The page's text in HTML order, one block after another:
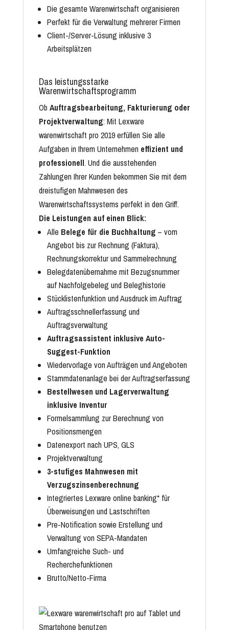
Die gesamte Warenwirtschaft organisieren
Perfekt für die Verwaltung mehrerer Firmen
Client-/Server-Lösung inklusive 3
Arbeitsplätzen
Das leistungsstarke
Warenwirtschaftsprogramm
Ob Auftragsbearbeitung, Fakturierung oder
Projektverwaltung: Mit Lexware
warenwirtschaft pro 2019 erfüllen Sie alle
Aufgaben in Ihrem Unternehmen effizient und
professionell. Und die ausstehenden
Zahlungen Ihrer Kunden bekommen Sie mit dem
dreistufigen Mahnwesen des
Warenwirtschaftssystems perfekt in den Griff.
Die Leistungen auf einen Blick:
Alle Belege für die Buchhaltung – vom
Angebot bis zur Rechnung (Faktura),
Rechnungskorrektur und Sammelrechnung
Belegdatenübernahme mit Bezugsnummer
auf Nachfolgebeleg und Beleghistorie
Stücklistenfunktion und Ausdruck im Auftrag
Auftragsschnellerfassung und
Auftragsverwaltung
Auftragsassistent inklusive Auto-
Suggest-Funktion
Wiedervorlage von Aufträgen und Angeboten
Stammdatenanlage bei der Auftragserfassung
Bestellwesen und Lagerverwaltung
inklusive Inventur
Formelsammlung zur Berechnung von
Positionsmengen
Datenexport nach UPS, GLS
Projektverwaltung
3-stufiges Mahnwesen mit
Verzugszinsenberechnung
Integriertes Lexware online banking* für
Überweisungen und Lastschriften
Pre-Notification sowie Erstellung und
Verwaltung von SEPA-Mandaten
Umfangreiche Such- und
Recherchefunktionen
Brutto/Netto-Firma